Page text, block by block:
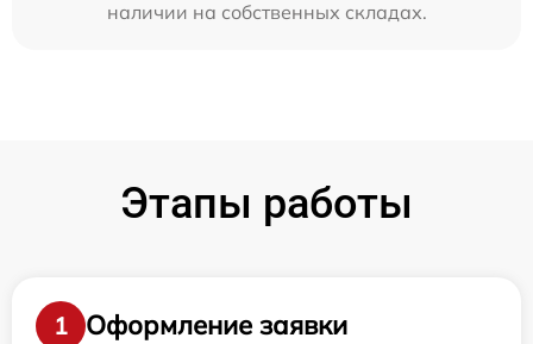
наличии на собственных складах.
Этапы работы
1
Оформление заявки